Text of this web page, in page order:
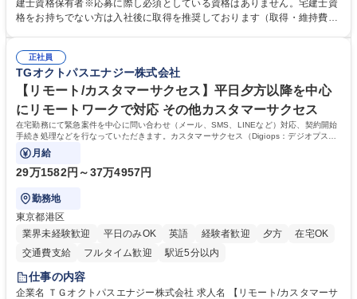
求・支払データ登録、取引先マスター申請対応）・予算作成及び予実管
の他に担当頂く業務が発生する場合があります。 募集職種 【営業事務】
業務職/三井物産グループ/平均残業時間10H/完全週休2日
建士資格保有者※応募に際し必須としている資格はありません。宅建士資
格をお持ちでない方は入社後に取得を推奨しております（取得・維持費用
ション力がある方。 ・チャレンジを厭わず、粘り強く業務に取り組める
方。多様な関係者と謙虚に信頼関係を構築でき、期限を意識したスケジュ
ール管理が出来る方。※将来的に他部署（営業部門、コーポレート部門）
へのジョブローテーションの可能性があります。 学歴・資格 学歴：大学
院 大学 語学力： 資格：宅地建物取引士
正社員
TGオクトパスエナジー株式会社
【リモート/カスタマーサクセス】平日夕方以降を中心
にリモートワークで対応 その他カスタマーサクセス
在宅勤務にて緊急案件を中心に問い合わせ（メール、SMS、LINEなど）対応、契約開始
手続き処理などを行なっていただきます。カスタマーサクセス（Digiops：デジオプス）
と運用構築の業務となります。
月給
29万1582円～37万4957円
勤務地
東京都港区
業界未経験歓迎
平日のみOK 英語 経験者歓迎 夕方
在宅OK
交通費支給
フルタイム歓迎 駅近5分以内
仕事の内容
企業名 ＴＧオクトパスエナジー株式会社 求人名 【リモート/カスタマーサ